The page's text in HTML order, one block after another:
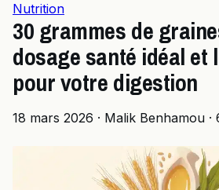
Nutrition
30 grammes de
dosage santé idéal et
pour votre digestion
18 mars 2026 · Malik Benhamou ·